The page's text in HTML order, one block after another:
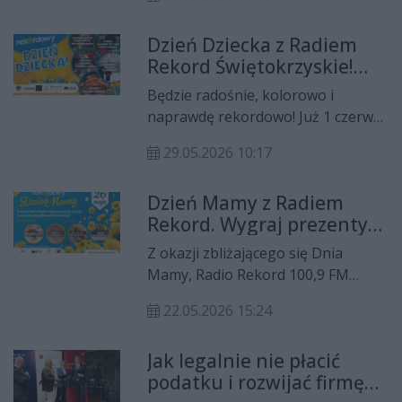
miejsca w konkursie
organizowanym przez Radio
region – o tym w porannej
rozmowie Radia Rekord mówił
Michał Skotnicki, wicewojewoda
świętokrzyski. W trakcie wywiadu
poruszono również temat
inwestycji infrastrukturalnych,
świętokrzyskiej wsi.
Dzień Dziecka z Radiem
Rekord Świętokrzyskie!
Będą konkursy, prezenty i
rodzinna zabawa
Będzie radośnie, kolorowo i
naprawdę rekordowo! Już 1 czerwca
100,9 FM zaprasza wszystkie dzieci
świętowania Dnia Dziecka.
29.05.2026 10:17
Dzień Mamy z Radiem
Rekord. Wygraj prezenty
dla swojej mamy
Z okazji zbliżającego się Dnia
Mamy, Radio Rekord 100,9 FM
do wygrania są atrakcyjne nagrody
22.05.2026 15:24
Jak legalnie nie płacić
podatku i rozwijać firmę